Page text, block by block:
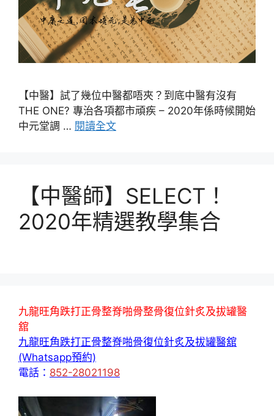
【中醫】試了幾位中醫都唔夾？到底中醫有沒有
THE ONE? 專治各項都市頑疾 – 2020年係時候開始
中元堂調 … 閱讀全文
【中醫師】SELECT！
2020年精選教學集合
九龍旺角跌打正骨整脊啪骨整骨復位針炙及拔罐醫
舘
九龍旺角跌打正骨整脊啪骨復位針炙及拔罐醫舘
(Whatsapp預約)
電話： 852-28021198